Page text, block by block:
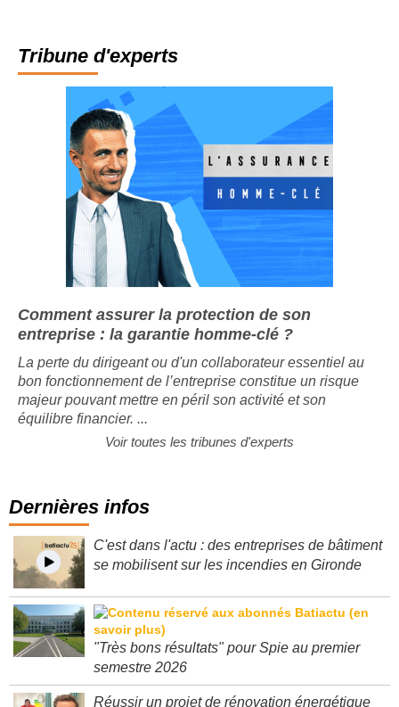
Tribune d'experts
Comment assurer la protection de son
entreprise : la garantie homme-clé ?
La perte du dirigeant ou d'un collaborateur essentiel au
bon fonctionnement de l’entreprise constitue un risque
majeur pouvant mettre en péril son activité et son
Dernières infos
C'est dans l'actu : des entreprises de bâtiment
"Très bons résultats" pour Spie au premier